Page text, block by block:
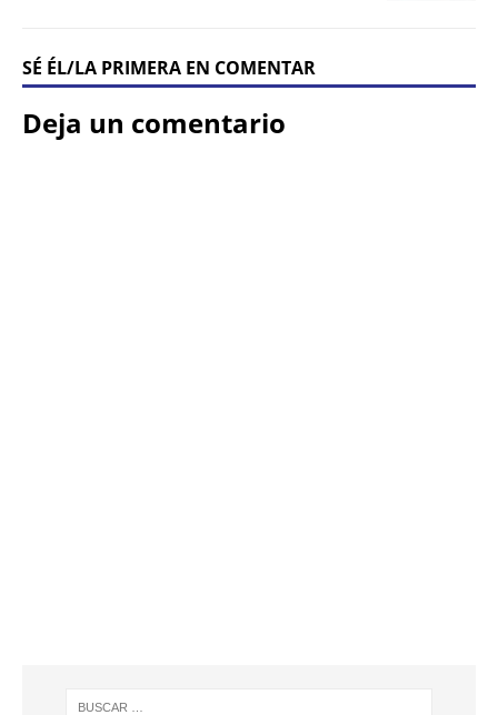
SÉ ÉL/LA PRIMERA EN COMENTAR
Deja un comentario